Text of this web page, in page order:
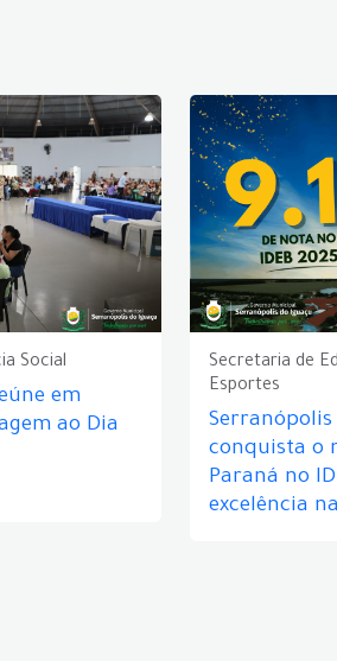
Social
em
ao Dia
Secretaria de
Esportes
Serranópolis
conquista o
Paraná no
excelência